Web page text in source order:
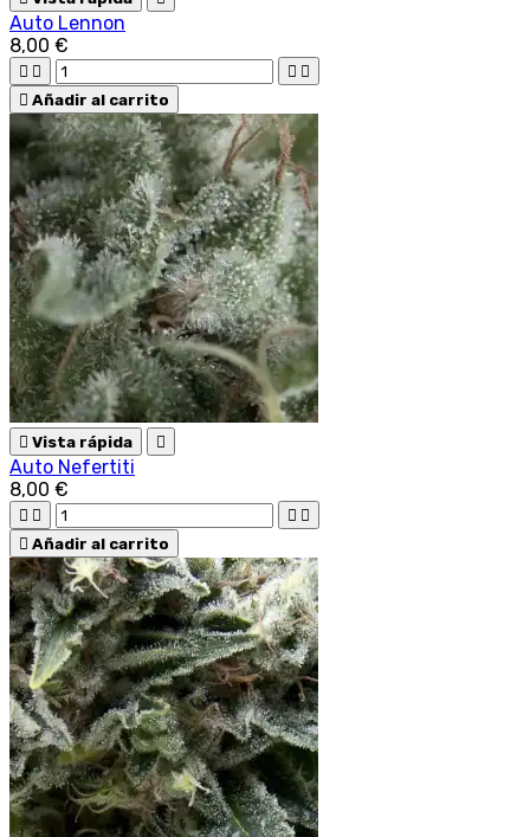
Auto Lennon
8,00 €
   
 Añadir al carrito
 Vista rápida 
Auto Nefertiti
8,00 €
   
 Añadir al carrito